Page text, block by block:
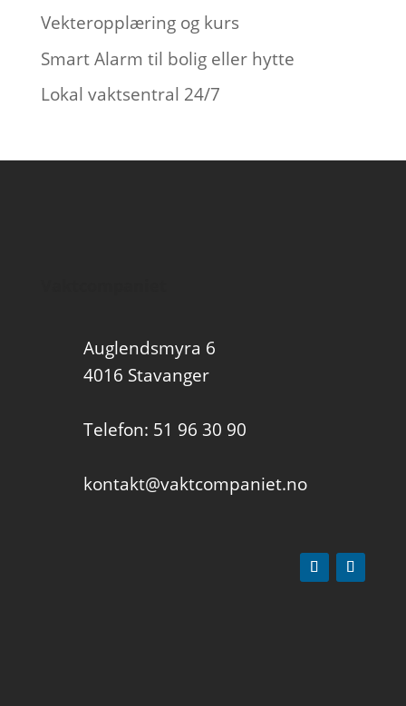
Vekteropplæring og kurs
Smart Alarm til bolig eller hytte
Lokal vaktsentral 24/7
Auglendsmyra 6
4016 Stavanger
Telefon: 51 96 30 90
kontakt@vaktcompaniet.no